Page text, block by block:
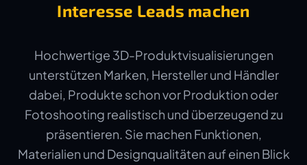
Interesse Leads machen
Hochwertige 3D-Produktvisualisierungen
unterstützen Marken, Hersteller und Händler
dabei, Produkte schon vor Produktion oder
Fotoshooting realistisch und überzeugend zu
präsentieren. Sie machen Funktionen,
Materialien und Designqualitäten auf einen Blick